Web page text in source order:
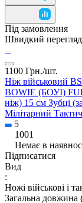
Під замовлення
Швидкий перегляд
1100 Грн./шт.
Ніж військовий
BOWIE (БОУІ)
ніж) 15 см Зубці
Мілітарний
5
1001
Немає в
Підписатися
Вид
:
Ножі військові і
Загальна довжина